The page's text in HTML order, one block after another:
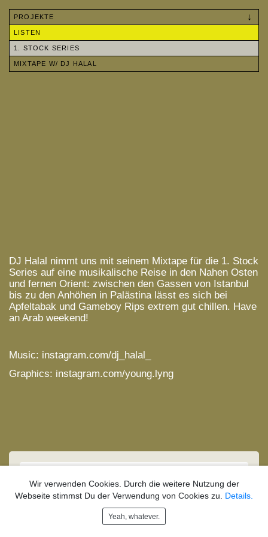
Wir verwenden Cookies. Durch die weitere Nutzung der
Webseite stimmst Du der Verwendung von Cookies zu. Details.
Yeah, whatever.
content
PROJEKTE
LISTEN
1. STOCK SERIES
MIXTAPE W/ DJ HALAL
DJ Halal nimmt uns mit seinem Mixtape für die 1. Stock
Series auf eine musikalische Reise in den Nahen Osten
und fernen Orient: zwischen den Gassen von Istanbul
bis zu den Anhöhen in Palästina lässt es sich bei
Apfeltabak und Gameboy Rips extrem gut chillen. Have
an Arab weekend!
Music: instagram.com/dj_halal_
Graphics: instagram.com/young.lyng
GUESTBOOK Magazine ·1. Stock Series – Mixtape w/ DJ Halal
INFO IMPRINT